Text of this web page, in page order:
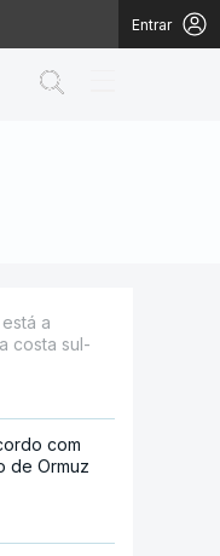
Entrar
a
costa sul-
com
de Ormuz